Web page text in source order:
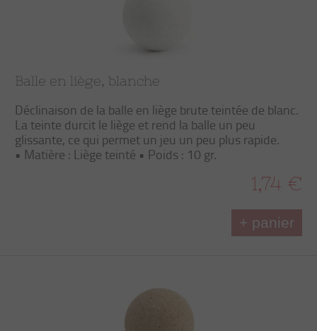
Balle en liège, blanche
Déclinaison de la balle en liège brute teintée de blanc.
La teinte durcit le liège et rend la balle un peu
glissante, ce qui permet un jeu un peu plus rapide.
• Matière : Liège teinté • Poids : 10 gr.
1,74 €
+ panier